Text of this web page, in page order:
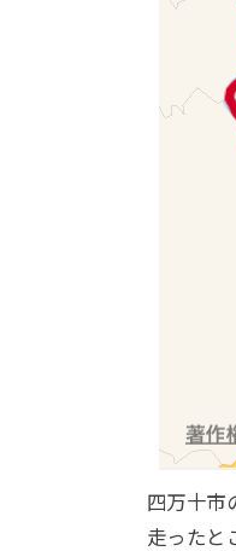
四万十市
走ったと